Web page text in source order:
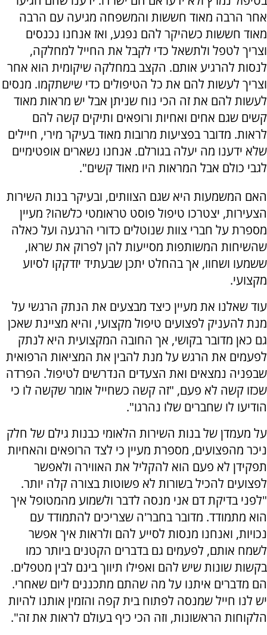
אחר הרבה מאוד חששות והמשפחה מגיעה עם הרבה
מאוד חששות כשהיקר להם נפגע, ואז אנחנו נכנסים
וצריך לטפל ולתשאל כדי לקבל את החייל למחלקה,
לנסות להרגיע אותם. הקצב במחלקה שיקומית הוא אחר
וצריך לעשות להם את כל הטיפולים כדי שישתקמו. מנסים
לעשות להם את זה הכי נוח שניתן אבל יש מראות מאוד
קשים שגם אחים ואחיות ורופאים ותיקים קשה להם
לראות. מדובר בפציעות מרובות מאוד בעיקר מירי, חיילים
שלא ידענו מה יעלה בגורלם. אנחנו נשארים אופטימיים
לגבי כולם אבל המראות היו מאוד קשים".
האם המשמעות היא שגם הצוותים, ובעיקר בנות השירות
הצעירות, יצטרכו טיפול פוסט טראומטי כלשהו? מעיין
מספרת על חברי צוות שנוטלים כדורי הרגעה ועל כאלה
שהשיחות המשותפות מסייעות להן לפרוק את שראו,
ששמעו ושחוו, אך בהחלט יתכן שבעתיד יזדקקו לסיוע
מקצועי.
עוד שאלנו את מעיין כיצד מבצעים את הנתק הרגשי על
מנת להעניק לפצועים טיפול מקצועי, והיא מציינת שאכן
גם כאן מדובר בקושי, אך החובה המקצועית היא לנתק
לפעמים את הרגש על מנת להבין את המציאות הרפואית
שבפניה נמצאים ואת הצעדים הנדרשים לטיפול. הפרדה
שכזו קשה לא פעם, "זה קשה כשחייל אומר שקשה לו כי
הודיעו לו שחברים שלו נהרגו".
על מעמדן של בנות השירות הלאומי כבנות גילם של חלק
ניכר מהפצועים, מספרת מעיין כי לצד הרופאים והאחיות
תפקידן לא פעם הוא להקליל את האווירה ולאפשר
לפצועים להכיל בשורות לא פשוטות בצורה קלה יותר.
"לפני בדיקת דם אני מנסה לדבר ולשמוע מהמטופל איך
הוא מתמודד. מדובר בחבר'ה שצריכים להתמודד עם
נכויות, ואנחנו מנסות לסייע להם ולראות איך אפשר
לשמח אותם, לפעמים גם בדברים הקטנים ביותר כמו
בקשות שונות שיש להם ואפילו תיווך בינם לבין מטפלים.
הם מדברים איתנו על מה שהתם מתכננים ליום שאחרי.
יש לנו חייל שמנסה לפתוח בית קפה והזמין אותנו להיות
הלקוחות הראשונות, וזה הכי כיף בעולם לראות את זה".